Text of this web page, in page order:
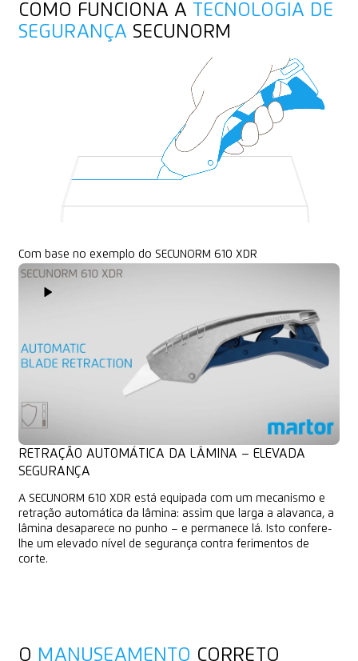
Bobina de fita
Película laminada
COMO FUNCIONA A TECNOLOGIA DE
SEGURANÇA SECUNORM
RETRAÇÃO AUTOMÁTICA DA LÂMINA – ELEVADA
SEGURANÇA
A SECUNORM 610 XDR está equipada com um mecanismo e
retração automática da lâmina: assim que larga a alavanca, a
lâmina desaparece no punho – e permanece lá. Isto confere-
lhe um elevado nível de segurança contra ferimentos de
corte.
Com base no exemplo do SECUNORM 610 XDR
Play Video
O MANUSEAMENTO CORRETO